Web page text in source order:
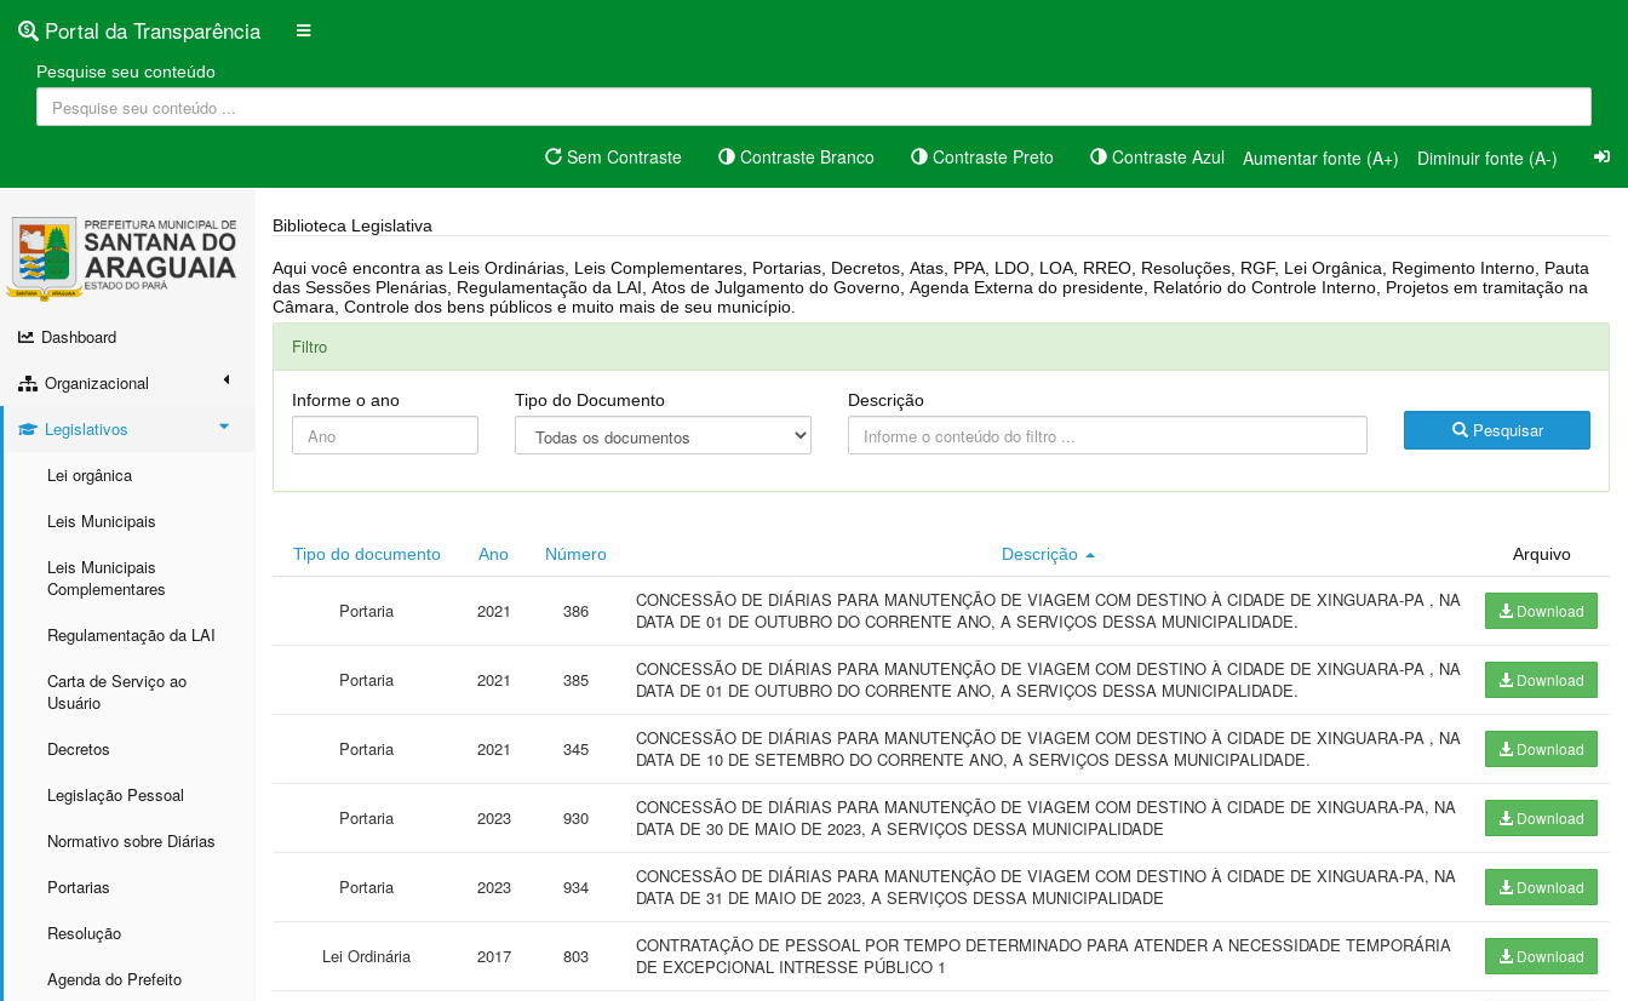
Portal da Transparência
Pesquise seu conteúdo
Sem Contraste Contraste Branco Contraste Preto Contraste Azul Aumentar fonte (A+) Diminuir fonte (A-)
Dashboard
Organizacional
Legislativos
Lei orgânica
Leis Municipais
Leis Municipais
Complementares
Regulamentação da LAI
Carta de Serviço ao
Usuário
Decretos
Legislação Pessoal
Normativo sobre Diárias
Portarias
Resolução
Agenda do Prefeito
Biblioteca Legislativa
Aqui você encontra as Leis Ordinárias, Leis Complementares, Portarias, Decretos, Atas, PPA, LDO, LOA, RREO, Resoluções, RGF, Lei Orgânica, Regimento Interno, Pauta
das Sessões Plenárias, Regulamentação da LAI, Atos de Julgamento do Governo, Agenda Externa do presidente, Relatório do Controle Interno, Projetos em tramitação na
Câmara, Controle dos bens públicos e muito mais de seu município.
Filtro
Informe o ano Tipo do Documento Descrição
Pesquisar
Tipo do documento Ano Número Descrição Arquivo
Portaria 2021 386
CONCESSÃO DE DIÁRIAS PARA MANUTENÇÃO DE VIAGEM COM DESTINO À CIDADE DE XINGUARA-PA , NA
DATA DE 01 DE OUTUBRO DO CORRENTE ANO, A SERVIÇOS DESSA MUNICIPALIDADE.
Download
Portaria 2021 385
CONCESSÃO DE DIÁRIAS PARA MANUTENÇÃO DE VIAGEM COM DESTINO À CIDADE DE XINGUARA-PA , NA
DATA DE 01 DE OUTUBRO DO CORRENTE ANO, A SERVIÇOS DESSA MUNICIPALIDADE.
Download
Portaria 2021 345
CONCESSÃO DE DIÁRIAS PARA MANUTENÇÃO DE VIAGEM COM DESTINO À CIDADE DE XINGUARA-PA , NA
DATA DE 10 DE SETEMBRO DO CORRENTE ANO, A SERVIÇOS DESSA MUNICIPALIDADE.
Download
Portaria 2023 930
CONCESSÃO DE DIÁRIAS PARA MANUTENÇÃO DE VIAGEM COM DESTINO À CIDADE DE XINGUARA-PA, NA
DATA DE 30 DE MAIO DE 2023, A SERVIÇOS DESSA MUNICIPALIDADE
Download
Portaria 2023 934
CONCESSÃO DE DIÁRIAS PARA MANUTENÇÃO DE VIAGEM COM DESTINO À CIDADE DE XINGUARA-PA, NA
DATA DE 31 DE MAIO DE 2023, A SERVIÇOS DESSA MUNICIPALIDADE
Download
Lei Ordinária 2017 803
CONTRATAÇÃO DE PESSOAL POR TEMPO DETERMINADO PARA ATENDER A NECESSIDADE TEMPORÁRIA
DE EXCEPCIONAL INTRESSE PÚBLICO 1
Download